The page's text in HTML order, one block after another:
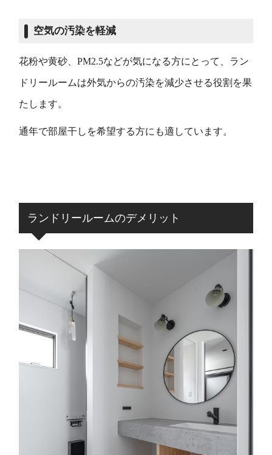
空気の汚染を軽減
花粉や黄砂、PM2.5などが気になる方にとって、ラン
ドリールームは外気からの汚染を減少させる役割を果
たします。
通年で部屋干しを希望する方にも適しています。
ランドリールームのデメリット